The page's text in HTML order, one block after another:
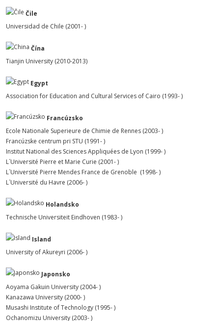
Čile
Universidad de Chile (2001- )
Čína
Tianjin University (2010-2013)
Egypt
Association for Education and Cultural Services of Cairo (1993- )
Francúzsko
Ecole Nationale Superieure de Chimie de Rennes (2003- )
Francúzske centrum pri STU (1991- )
Institut National des Sciences Appliquées de Lyon (1999- )
L´Université Pierre et Marie Curie (2001- )
L´Université Pierre Mendes France de Grenoble (1998- )
L´Université du Havre (2006- )
Holandsko
Technische Universiteit Eindhoven (1983- )
Island
University of Akureyri (2006- )
Japonsko
Aoyama Gakuin University (2004- )
Kanazawa University (2000- )
Musashi Institute of Technology (1995- )
Ochanomizu University (2003- )